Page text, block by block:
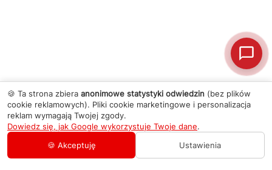
🍪 Ta strona zbiera anonimowe statystyki odwiedzin (bez plików
cookie reklamowych). Pliki cookie marketingowe i personalizacja
reklam wymagają Twojej zgody.
Dowiedz się, jak Google wykorzystuje Twoje dane.
🍪 Akceptuję
Ustawienia